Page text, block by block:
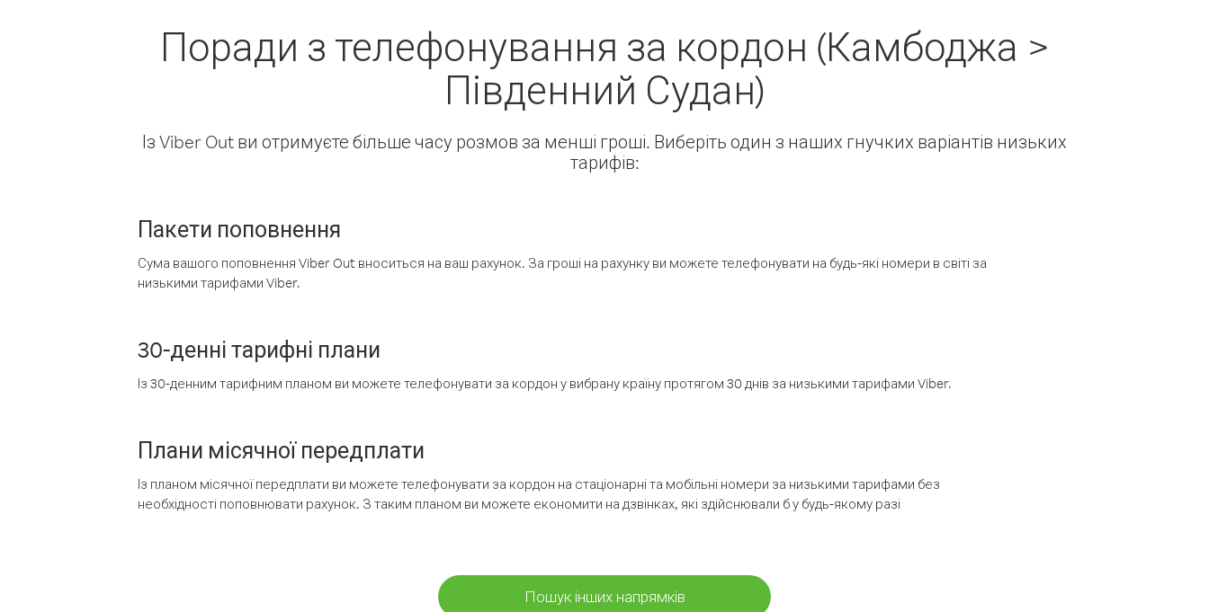
Поради з телефонування за кордон (Камбоджа >
Південний Судан)
Із Viber Out ви отримуєте більше часу розмов за менші гроші. Виберіть один з наших гнучких варіантів низьких
тарифів:
Пакети поповнення
Сума вашого поповнення Viber Out вноситься на ваш рахунок. За гроші на рахунку ви можете телефонувати на будь-які номери в світі за
низькими тарифами Viber.
30-денні тарифні плани
Із 30-денним тарифним планом ви можете телефонувати за кордон у вибрану країну протягом 30 днів за низькими тарифами Viber.
Плани місячної передплати
Із планом місячної передплати ви можете телефонувати за кордон на стаціонарні та мобільні номери за низькими тарифами без
необхідності поповнювати рахунок. З таким планом ви можете економити на дзвінках, які здійснювали б у будь-якому разі
Пошук інших напрямків